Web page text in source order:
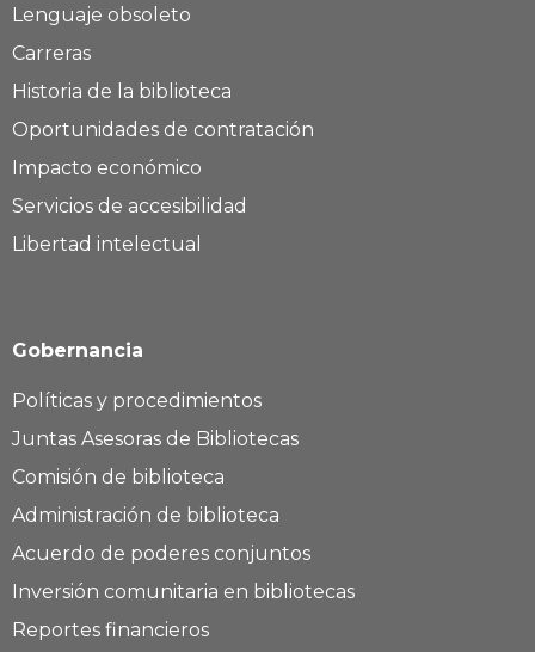
Lenguaje obsoleto
Carreras
Historia de la biblioteca
Oportunidades de contratación
Impacto económico
Servicios de accesibilidad
Libertad intelectual
Gobernancia
Políticas y procedimientos
Juntas Asesoras de Bibliotecas
Comisión de biblioteca
Administración de biblioteca
Acuerdo de poderes conjuntos
Inversión comunitaria en bibliotecas
Reportes financieros